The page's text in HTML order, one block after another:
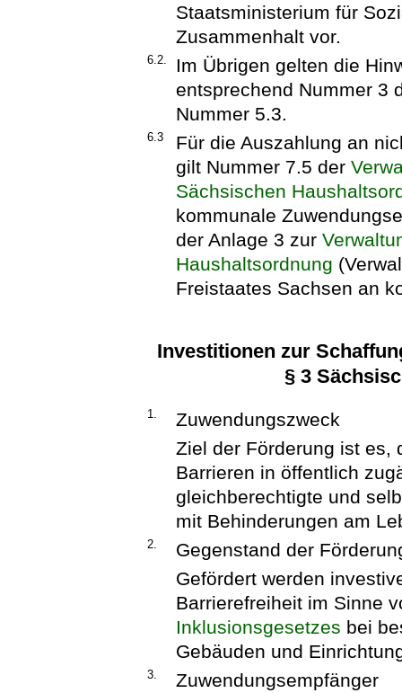
Staatsministerium für
Zusammenhalt vor.
6.2.
Im Übrigen gelten die
entsprechend Nummer 3
Nummer 5.3.
6.3
Für die Auszahlung an
gilt Nummer 7.5 der
Sächsischen
kommunale
der Anlage 3 zur
Haushaltsordnung
Freistaates Sachsen an
Investitionen zur
§ 3
1.
Zuwendungszweck
Ziel der Förderung ist es,
Barrieren in öffentlich
gleichberechtigte und
mit Behinderungen am
2.
Gegenstand der
Gefördert werden
Barrierefreiheit im Sinne
Inklusionsgesetzes bei
Gebäuden und
3. Zuwendungsempfänger